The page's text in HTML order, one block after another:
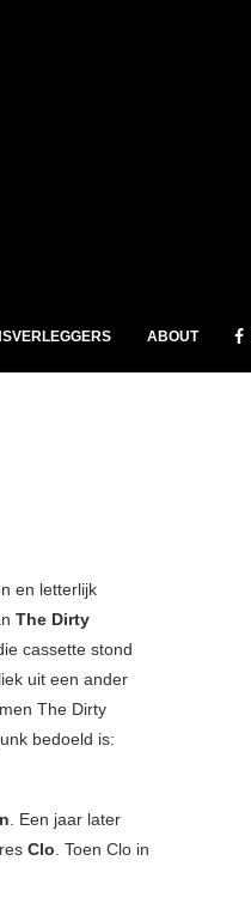
ABOUT
en letterlijk
The Dirty
cassette stond
uit een ander
The Dirty
bedoeld is:
. Een jaar later
Clo. Toen Clo in